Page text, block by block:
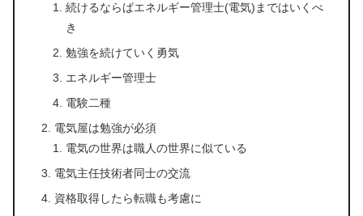
続けるならばエネルギー管理士(電気)まではいくべ
き
勉強を続けていく勇気
エネルギー管理士
電験二種
電気屋は勉強が必須
電気の世界は職人の世界に似ている
電気主任技術者同士の交流
資格取得したら転職も考慮に